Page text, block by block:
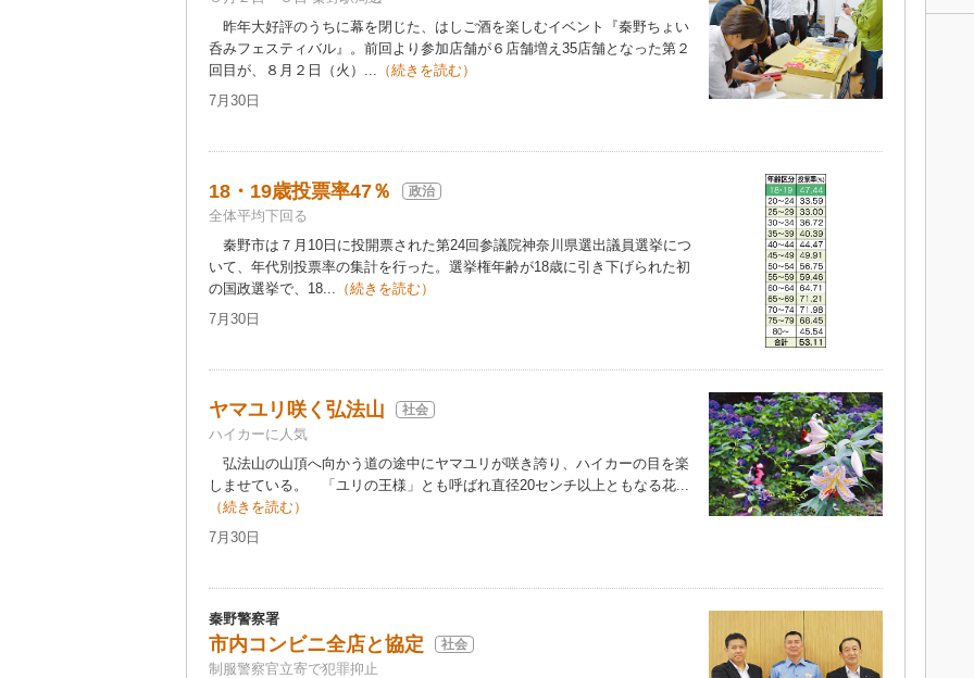
昨年大好評のうちに幕を閉じた、はしご酒を楽しむイベント『秦野ちょい
呑みフェスティバル』。前回より参加店舗が６店舗増え35店舗となった第２
回目が、８月２日（火）... （続きを読む）
7月30日
18・19歳投票率47％ 政治
全体平均下回る
秦野市は７月10日に投開票された第24回参議院神奈川県選出議員選挙につ
いて、年代別投票率の集計を行った。選挙権年齢が18歳に引き下げられた初
の国政選挙で、18... （続きを読む）
7月30日
ヤマユリ咲く弘法山 社会
ハイカーに人気
弘法山の山頂へ向かう道の途中にヤマユリが咲き誇り、ハイカーの目を楽
しませている。 「ユリの王様」とも呼ばれ直径20センチ以上ともなる花...
（続きを読む）
7月30日
秦野警察署
市内コンビニ全店と協定 社会
制服警察官立寄で犯罪抑止